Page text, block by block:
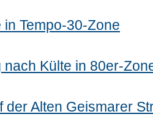
Tempo-30-Zone
nach Külte in 80er-
der Alten Geismarer